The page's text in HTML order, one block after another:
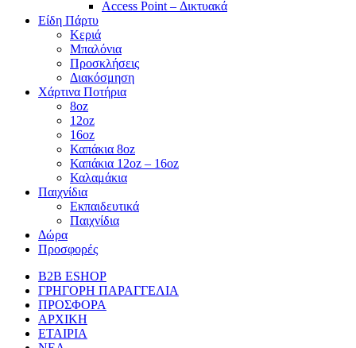
Access Point – Δικτυακά
Είδη Πάρτυ
Κεριά
Μπαλόνια
Προσκλήσεις
Διακόσμηση
Χάρτινα Ποτήρια
8oz
12oz
16oz
Καπάκια 8oz
Καπάκια 12oz – 16oz
Καλαμάκια
Παιχνίδια
Εκπαιδευτικά
Παιχνίδια
Δώρα
Προσφορές
B2B ESHOP
ΓΡΗΓΟΡΗ ΠΑΡΑΓΓΕΛΙΑ
ΠΡΟΣΦΟΡΑ
ΑΡΧΙΚΗ
ΕΤΑΙΡΙΑ